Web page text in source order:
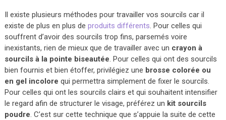
Il existe plusieurs méthodes pour travailler vos sourcils car il
existe de plus en plus de produits différents. Pour celles qui
souffrent d’avoir des sourcils trop fins, parsemés voire
inexistants, rien de mieux que de travailler avec un crayon à
sourcils à la pointe biseautée. Pour celles qui ont des sourcils
bien fournis et bien étoffer, privilégiez une brosse colorée ou
en gel incolore qui permettra simplement de fixer le sourcils.
Pour celles qui ont les sourcils clairs et qui souhaitent intensifier
le regard afin de structurer le visage, préférez un kit sourcils
poudre. C’est sur cette technique que s’appuie la suite de cette